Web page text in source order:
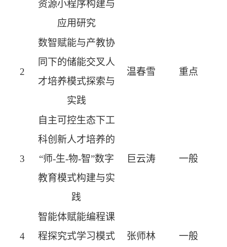
资源小程序构建与
应用研究
2
数智赋能与产教协
同下的储能交叉人
才培养模式探索与
实践
温春雪 重点
3
自主可控生态下工
科创新人才培养的
“师-生-物-智”数字
教育模式构建与实
践
巨云涛 一般
4
智能体赋能编程课
程探究式学习模式
张师林 一般